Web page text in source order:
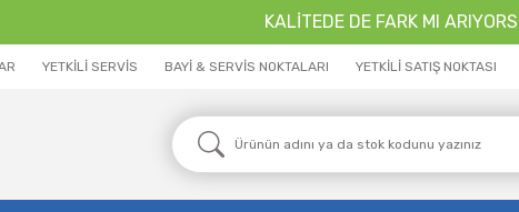
KALİTEDE DE FARK MI
YETKİLİ SERVİS BAYİ & SERVİS NOKTALARI YETKİLİ SATIŞ NOKTASI